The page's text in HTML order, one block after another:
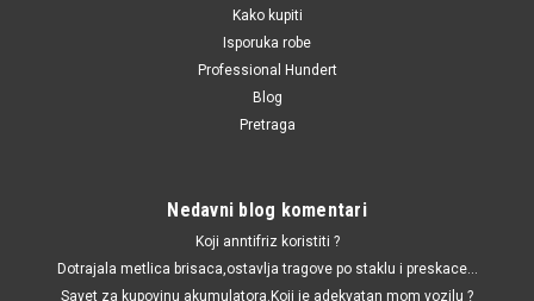
Lezaj solje amortizera Audi A3/Q3/TT,Seat
Altea/Leon/Toleda,Skoda Octavia 2/Superb 2/Yetti,VW
Jetta,Caddy 3/4,Passat B6,Golf 5/6,Tiguan,Touaran
DODAJ U KORPU
Kako kupiti
Isporuka robe
Professional Hundert
Blog
Pretraga
Nedavni blog komentari
Koji anntifriz koristiti ?
Dotrajala metlica brisaca,ostavlja tragove po staklu i preskace...
Savet za kupovinu akumulatora.Koji je adekvatan mom vozilu ?